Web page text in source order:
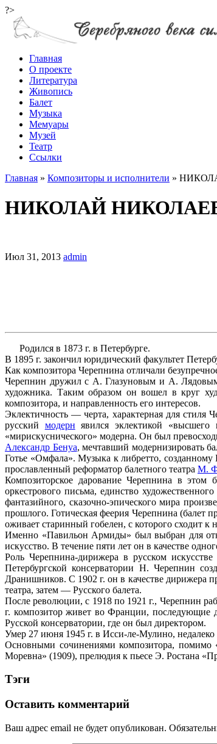
?>
Главная
О проекте
Литература
Живопись
Балет
Музыка
Мемуары
Музей
Театр
Ссылки
Главная » Композиторы и исполнители »
НИКОЛАЙ
Июл 31, 2013 admin
Родился в 1873 г. в Петербурге.
В 1895 г. закончил юридический факультет
Как композитора Черепнина отличали
Черепнин дружил с А. Глазуновым и А.
художника. Таким образом он вошел в круг
композитора, и направленность его интересов.
Эклектичность — черта, характерная для
русский модерн явился эклектикой «высшего
«мирискуснического» модерна. Он был
Александр Бенуа, мечтавший модернизировать
Готье «Омфала». Музыка к либретто,
прославленный реформатор балетного театра М.
Композиторское дарование Черепнина в
оркестрового письма, единство
фантазийного, сказочно-эпического мира
прошлого. Готическая феерия Черепнина (балет
оживает старинный гобелен, с которого сходит
Именно «Павильон Армиды» был выбран для
искусство. В течение пяти лет он в качестве
Роль Черепнина-дирижера в русском
Петербургской консерватории Н. Черепнин
Дранишников. С 1902 г. он в качестве дирижера
театра, затем — Русского балета.
После революции, с 1918 по 1921 г., Черепнин
г. композитор живет во Франции, последующие
Русской консерватории, где он был директором.
Умер 27 июня 1945 г. в Исси-ле-Мулино,
Основными сочинениями композитора, помимо
Моревна» (1909), прелюдия к пьесе Э. Ростана
Тэги
Оставить комментарий
Ваш адрес email не будет опубликован.